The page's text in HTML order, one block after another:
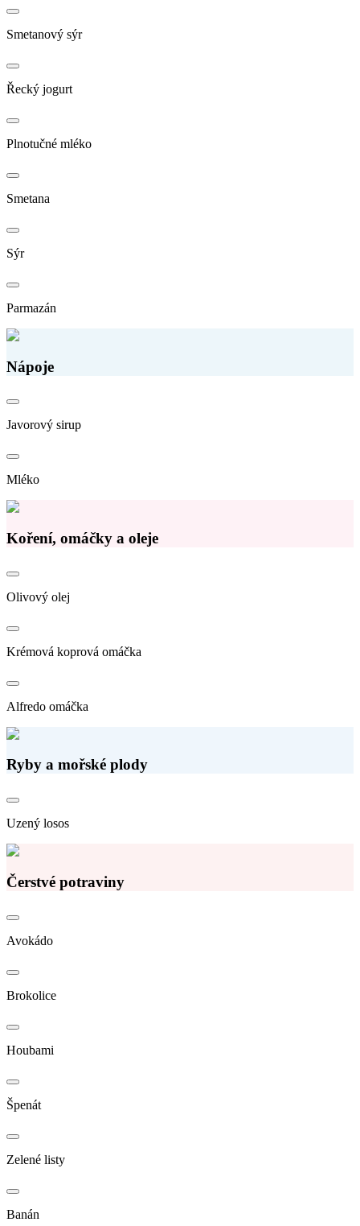
Smetanový sýr
Řecký jogurt
Plnotučné mléko
Smetana
Sýr
Parmazán
Nápoje
Javorový sirup
Mléko
Koření, omáčky a oleje
Olivový olej
Krémová koprová omáčka
Alfredo omáčka
Ryby a mořské plody
Uzený losos
Čerstvé potraviny
Avokádo
Brokolice
Houbami
Špenát
Zelené listy
Banán